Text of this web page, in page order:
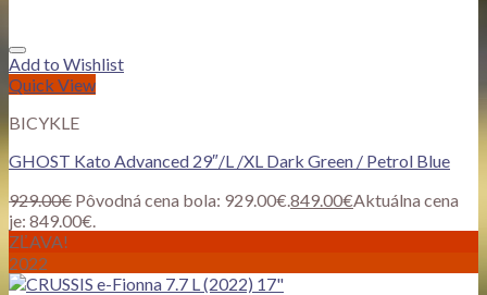
Add to Wishlist
Quick View
BICYKLE
GHOST Kato Advanced 29″/L /XL Dark Green / Petrol Blue
929.00€ Pôvodná cena bola: 929.00€. 849.00€Aktuálna cena
je: 849.00€.
ZĽAVA!
2022